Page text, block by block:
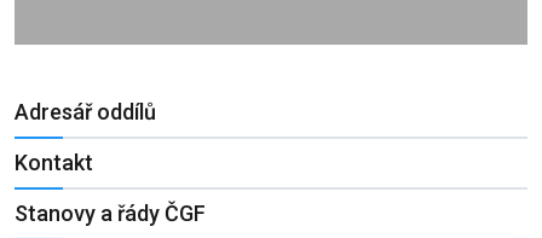
Adresář oddílů
Kontakt
Stanovy a řády ČGF